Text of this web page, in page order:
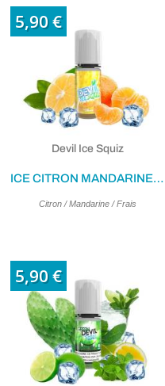
5,90 €
Devil Ice Squiz
ICE CITRON MANDARINE 10ML
Citron / Mandarine / Frais
5,90 €